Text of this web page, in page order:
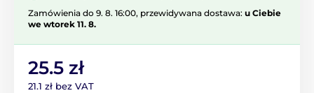
Zamówienia do 9. 8. 16:00, przewidywana dostawa: u Ciebie
we wtorek 11. 8.
25.5 zł
21.1 zł bez VAT